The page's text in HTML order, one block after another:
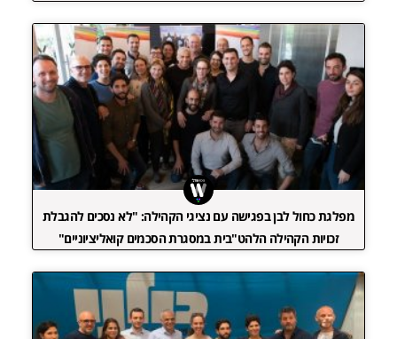
מפלגת כחול לבן בפגישה עם נציגי הקהילה: "לא נסכים להגבלת
זכויות הקהילה הלהט"בית במסגרת הסכמים קואליציוניים"